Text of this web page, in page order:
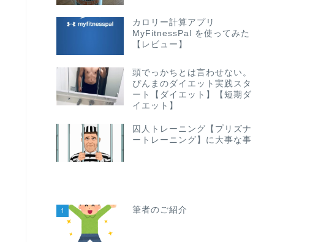
カロリー計算アプリ
MyFitnessPal を使ってみた
【レビュー】
頭でっかちとは言わせない。
ぴんまのダイエット実践スタ
ート【ダイエット】【短期ダ
イエット】
囚人トレーニング【プリズナ
ートレーニング】に大事な事
1 筆者のご紹介